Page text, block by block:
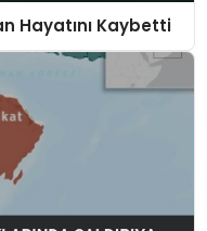
Hayatını Kaybetti